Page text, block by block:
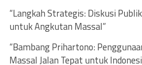
“Langkah Strategis: Diskusi
untuk Angkutan Massal”
“Bambang Prihartono:
Massal Jalan Tepat untuk